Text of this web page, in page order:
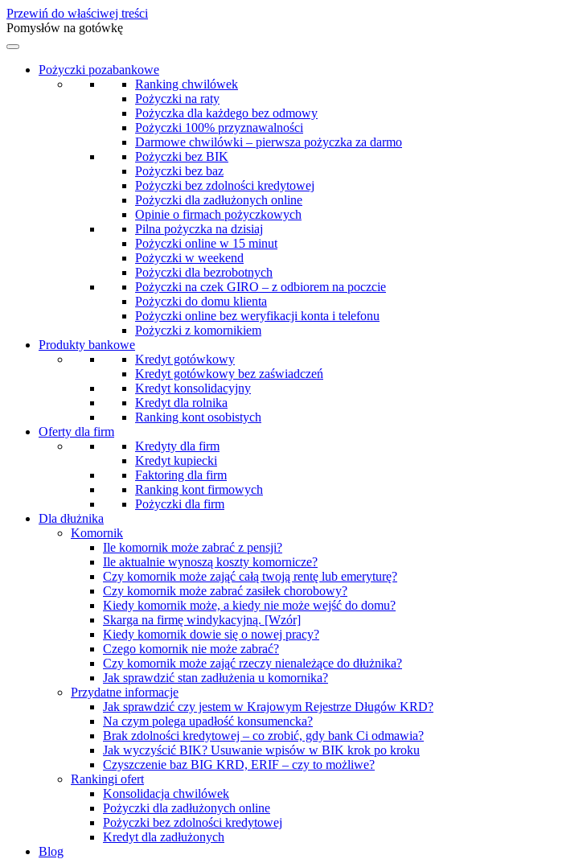
Przewiń do właściwej treści
Pomysłów na gotówkę
Pożyczki pozabankowe
Ranking chwilówek
Pożyczki na raty
Pożyczka dla każdego bez odmowy
Pożyczki 100% przyznawalności
Darmowe chwilówki – pierwsza pożyczka za darmo
Pożyczki bez BIK
Pożyczki bez baz
Pożyczki bez zdolności kredytowej
Pożyczki dla zadłużonych online
Opinie o firmach pożyczkowych
Pilna pożyczka na dzisiaj
Pożyczki online w 15 minut
Pożyczki w weekend
Pożyczki dla bezrobotnych
Pożyczki na czek GIRO – z odbiorem na poczcie
Pożyczki do domu klienta
Pożyczki online bez weryfikacji konta i telefonu
Pożyczki z komornikiem
Produkty bankowe
Kredyt gotówkowy
Kredyt gotówkowy bez zaświadczeń
Kredyt konsolidacyjny
Kredyt dla rolnika
Ranking kont osobistych
Oferty dla firm
Kredyty dla firm
Kredyt kupiecki
Faktoring dla firm
Ranking kont firmowych
Pożyczki dla firm
Dla dłużnika
Komornik
Ile komornik może zabrać z pensji?
Ile aktualnie wynoszą koszty komornicze?
Czy komornik może zająć całą twoją rentę lub emeryturę?
Czy komornik może zabrać zasiłek chorobowy?
Kiedy komornik może, a kiedy nie może wejść do domu?
Skarga na firmę windykacyjną. [Wzór]
Kiedy komornik dowie się o nowej pracy?
Czego komornik nie może zabrać?
Czy komornik może zająć rzeczy nienależące do dłużnika?
Jak sprawdzić stan zadłużenia u komornika?
Przydatne informacje
Jak sprawdzić czy jestem w Krajowym Rejestrze Długów KRD?
Na czym polega upadłość konsumencka?
Brak zdolności kredytowej – co zrobić, gdy bank Ci odmawia?
Jak wyczyścić BIK? Usuwanie wpisów w BIK krok po kroku
Czyszczenie baz BIG KRD, ERIF – czy to możliwe?
Rankingi ofert
Konsolidacja chwilówek
Pożyczki dla zadłużonych online
Pożyczki bez zdolności kredytowej
Kredyt dla zadłużonych
Blog